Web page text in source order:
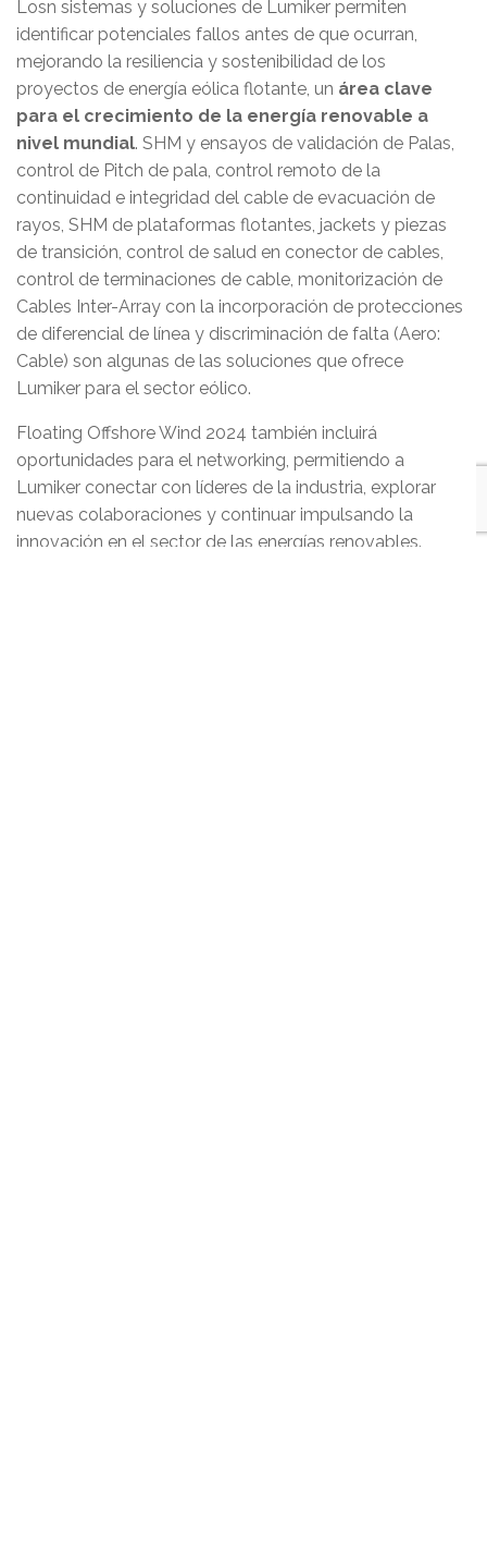
Losn sistemas y soluciones de Lumiker permiten
identificar potenciales fallos antes de que ocurran,
mejorando la resiliencia y sostenibilidad de los
proyectos de energía eólica flotante, un área clave
para el crecimiento de la energía renovable a
nivel mundial. SHM y ensayos de validación de Palas,
control de Pitch de pala, control remoto de la
continuidad e integridad del cable de evacuación de
rayos, SHM de plataformas flotantes, jackets y piezas
de transición, control de salud en conector de cables,
control de terminaciones de cable, monitorización de
Cables Inter-Array con la incorporación de protecciones
de diferencial de línea y discriminación de falta (Aero:
Cable) son algunas de las soluciones que ofrece
Lumiker para el sector eólico.
Floating Offshore Wind 2024 también incluirá
oportunidades para el networking, permitiendo a
Lumiker conectar con líderes de la industria, explorar
nuevas colaboraciones y continuar impulsando la
innovación en el sector de las energías renovables.